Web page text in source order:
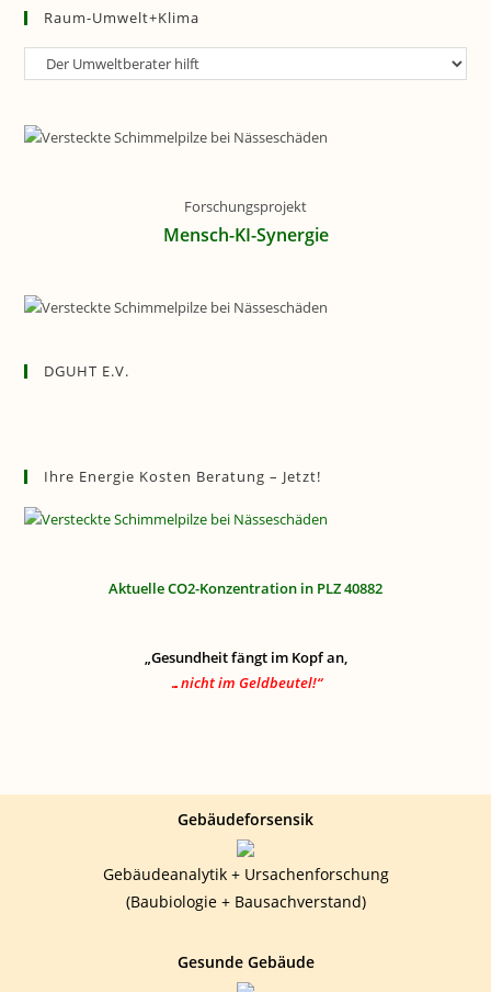
Raum-Umwelt+Klima
Raum-
Forschungsprojekt
Mensch-KI-Synergie
DGUHT E.V.
Ihre Energie Kosten Beratung – Jetzt!
Aktuelle CO2-Konzentration in PLZ 40882
„Gesundheit fängt im Kopf an,
…nicht im Geldbeutel!“
Gebäudeforsensik
Gebäudeanalytik + Ursachenforschung
(Baubiologie + Bausachverstand)
Gesunde Gebäude